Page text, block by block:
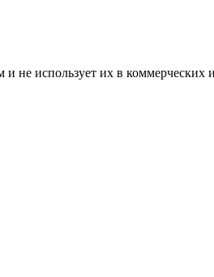
не использует их в коммерческих